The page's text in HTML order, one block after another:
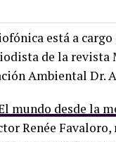
está a
de la
Ambiental Dr.
mundo desde la
Renée Favaloro,